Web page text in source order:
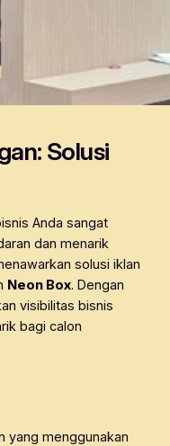
Solusi
Anda sangat
dan menarik
solusi iklan
Neon Box. Dengan
visibilitas bisnis
bagi calon
yang menggunakan